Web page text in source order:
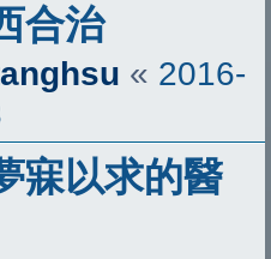
合治
« 2016-
寐以求的醫